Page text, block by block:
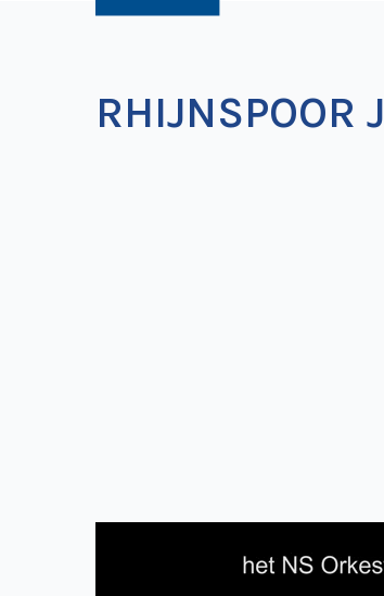
RHIJNSPOOR